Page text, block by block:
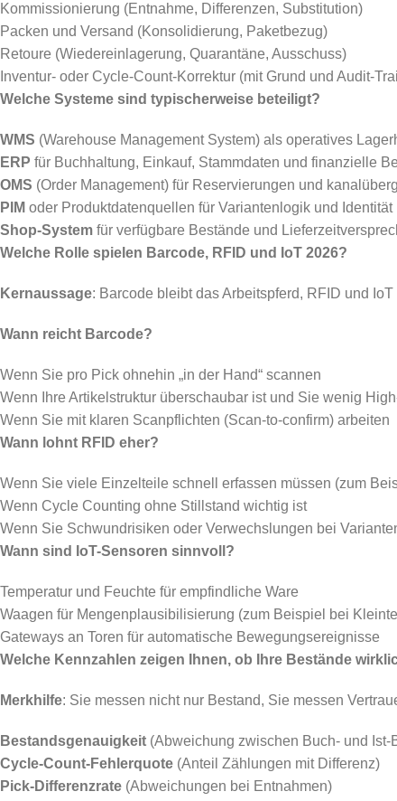
Kommissionierung (Entnahme, Differenzen, Substitution)
Packen und Versand (Konsolidierung, Paketbezug)
Retoure (Wiedereinlagerung, Quarantäne, Ausschuss)
Inventur- oder Cycle-Count-Korrektur (mit Grund und Audit-
Welche Systeme sind typischerweise beteiligt?
WMS (Warehouse Management System) als operatives
ERP für Buchhaltung, Einkauf, Stammdaten und finanzielle
OMS (Order Management) für Reservierungen und
PIM oder Produktdatenquellen für Variantenlogik und Identität
Shop-System für verfügbare Bestände und
Welche Rolle spielen Barcode, RFID und IoT 2026?
Kernaussage: Barcode bleibt das Arbeitspferd, RFID und
Wann reicht Barcode?
Wenn Sie pro Pick ohnehin „in der Hand“ scannen
Wenn Ihre Artikelstruktur überschaubar ist und Sie wenig
Wenn Sie mit klaren Scanpflichten (Scan-to-confirm) arbeiten
Wann lohnt RFID eher?
Wenn Sie viele Einzelteile schnell erfassen müssen (zum
Wenn Cycle Counting ohne Stillstand wichtig ist
Wenn Sie Schwundrisiken oder Verwechslungen bei
Wann sind IoT-Sensoren sinnvoll?
Temperatur und Feuchte für empfindliche Ware
Waagen für Mengenplausibilisierung (zum Beispiel bei
Gateways an Toren für automatische Bewegungsereignisse
Welche Kennzahlen zeigen Ihnen, ob Ihre Bestände
Merkhilfe: Sie messen nicht nur Bestand, Sie messen
Bestandsgenauigkeit (Abweichung zwischen Buch- und
Cycle-Count-Fehlerquote (Anteil Zählungen mit Differenz)
Pick-Differenzrate (Abweichungen bei Entnahmen)